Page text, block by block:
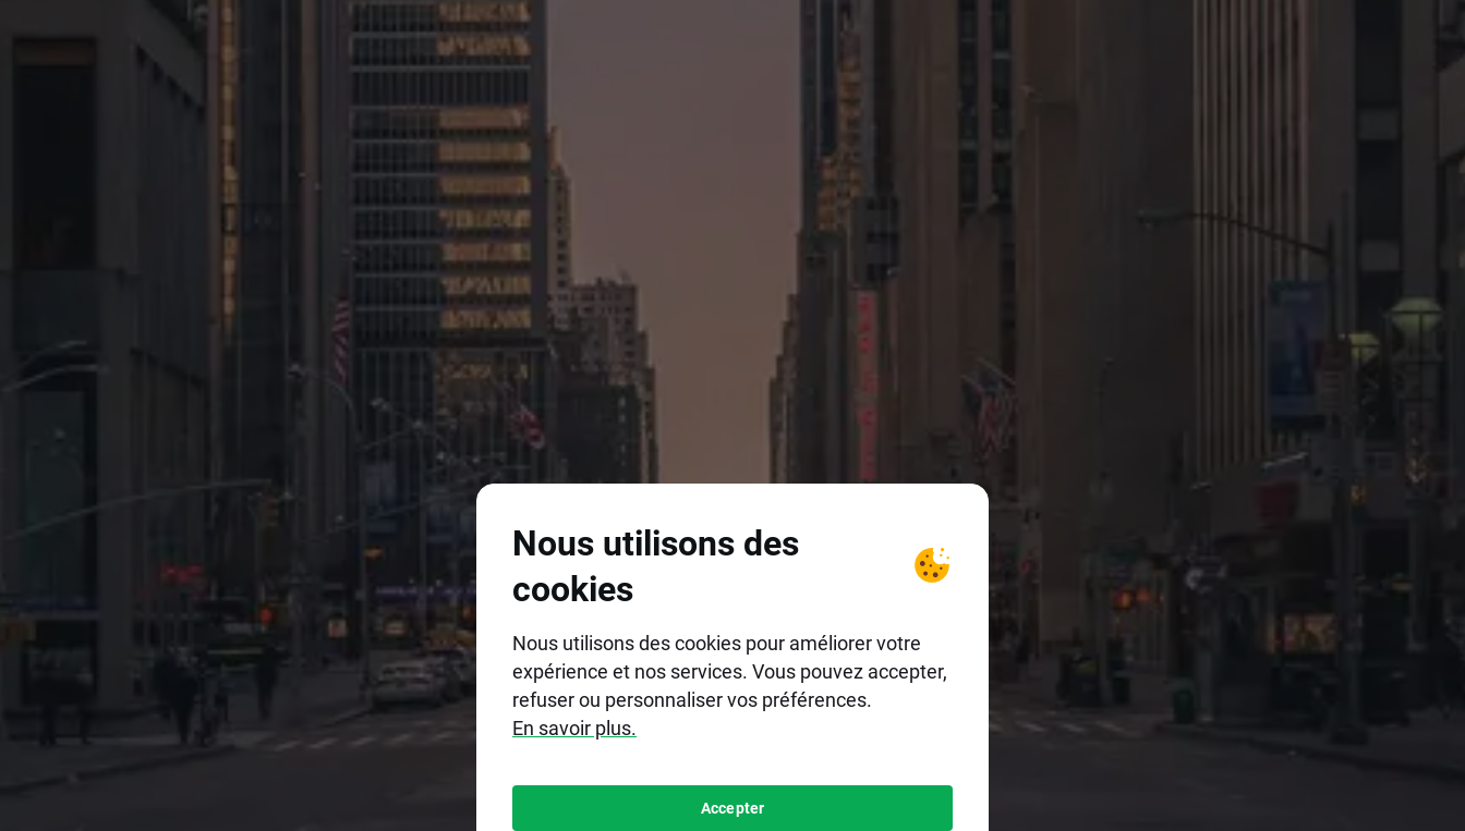
Nous utilisons des
cookies
Nous utilisons des cookies pour améliorer votre
expérience et nos services. Vous pouvez accepter,
refuser ou personnaliser vos préférences.
En savoir plus.
Accepter